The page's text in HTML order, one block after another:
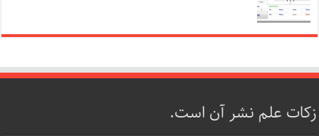
زکات علم نشر آن است.